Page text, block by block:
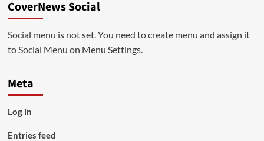
CoverNews Social
Social menu is not set. You need to create menu and assign it
to Social Menu on Menu Settings.
Meta
Log in
Entries feed